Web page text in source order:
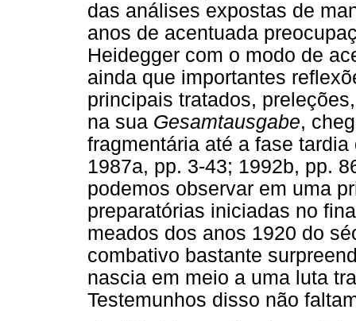
das análises expostas de
anos de acentuada
Heidegger com o modo de
ainda que importantes
principais tratados,
na sua Gesamtausgabe,
fragmentária até a fase
1987a, pp. 3-43; 1992b, pp.
podemos observar em uma
preparatórias iniciadas no
meados dos anos 1920 do
combativo bastante
nascia em meio a uma luta
Testemunhos disso não